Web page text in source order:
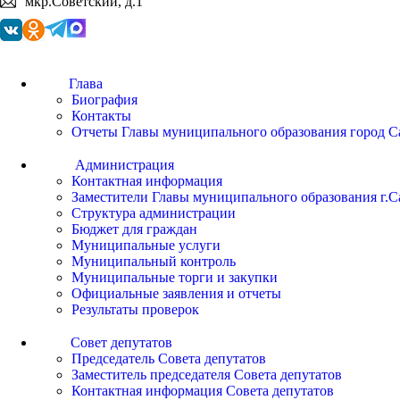
Глава
Биография
Контакты
Отчеты Главы муниципального образования город
Администрация
Контактная информация
Заместители Главы муниципального образования
Структура администрации
Бюджет для граждан
Муниципальные услуги
Муниципальный контроль
Муниципальные торги и закупки
Официальные заявления и отчеты
Результаты проверок
Совет депутатов
Председатель Совета депутатов
Заместитель председателя Совета депутатов
Контактная информация Совета депутатов